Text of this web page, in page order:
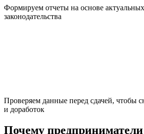
Формируем отчеты на основе
законодательства
Проверяем данные перед сдачей, чтобы
и доработок
Почему